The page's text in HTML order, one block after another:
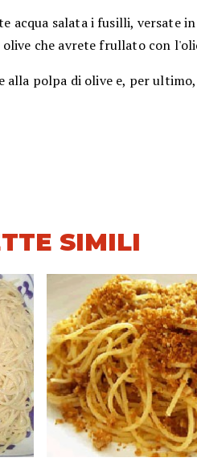
acqua salata i fusilli, versate
che avrete frullato con
alla polpa di olive e, per
SIMILI